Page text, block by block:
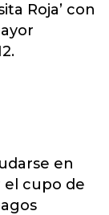
Roja’ con
en
cupo de